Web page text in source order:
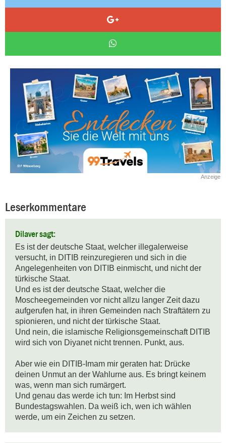
Anzeige
Leserkommentare
Dilaver sagt:
Es ist der deutsche Staat, welcher illegalerweise
versucht, in DITIB reinzuregieren und sich in die
Angelegenheiten von DITIB einmischt, und nicht der
türkische Staat.
Und es ist der deutsche Staat, welcher die
Moscheegemeinden vor nicht allzu langer Zeit dazu
aufgerufen hat, in ihren Gemeinden nach Straftätern zu
spionieren, und nicht der türkische Staat.
Und nein, die islamische Religionsgemeinschaft DITIB
wird sich von Diyanet nicht trennen. Punkt, aus.
Aber wie ein DITIB-Imam mir geraten hat: Drücke
deinen Unmut an der Wahlurne aus. Es bringt keinem
was, wenn man sich rumärgert.
Und genau das werde ich tun: Im Herbst sind
Bundestagswahlen. Da weiß ich, wen ich wählen
werde, um ein Zeichen zu setzen.